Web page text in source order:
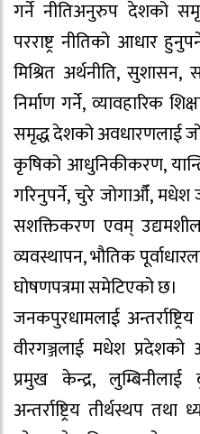
गर्ने नीतिअनुरुप देशको
परराष्ट्र नीतिको आधार
मिश्रित अर्थनीति, सुशासन,
निर्माण गर्ने, व्यावहारिक
समृद्ध देशको अवधारणलाई
कृषिको आधुनिकीकरण,
गरिनुपर्ने, चुरे जोगाऔँ,
सशक्तिकरण एवम्
व्यवस्थापन, भौतिक
घोषणपत्रमा समेटिएको छ।
जनकपुरधामलाई
वीरगञ्जलाई मधेश प्रदेशको
प्रमुख केन्द्र, लुम्बिनीलाई
अन्तर्राष्ट्रिय तीर्थस्थप